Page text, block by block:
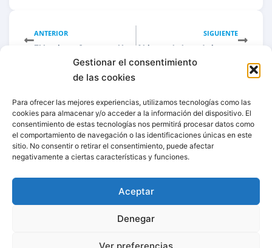
Gestionar el consentimiento
de las cookies
Para ofrecer las mejores experiencias, utilizamos tecnologías como las
cookies para almacenar y/o acceder a la información del dispositivo. El
consentimiento de estas tecnologías nos permitirá procesar datos como
el comportamiento de navegación o las identificaciones únicas en este
sitio. No consentir o retirar el consentimiento, puede afectar
negativamente a ciertas características y funciones.
Aceptar
Denegar
Ver preferencias
ANTERIOR SIGUIENTE